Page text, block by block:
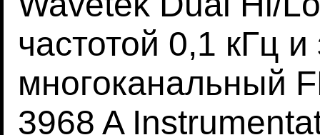
частотой 0,1 кГц
многоканальный
3968 A